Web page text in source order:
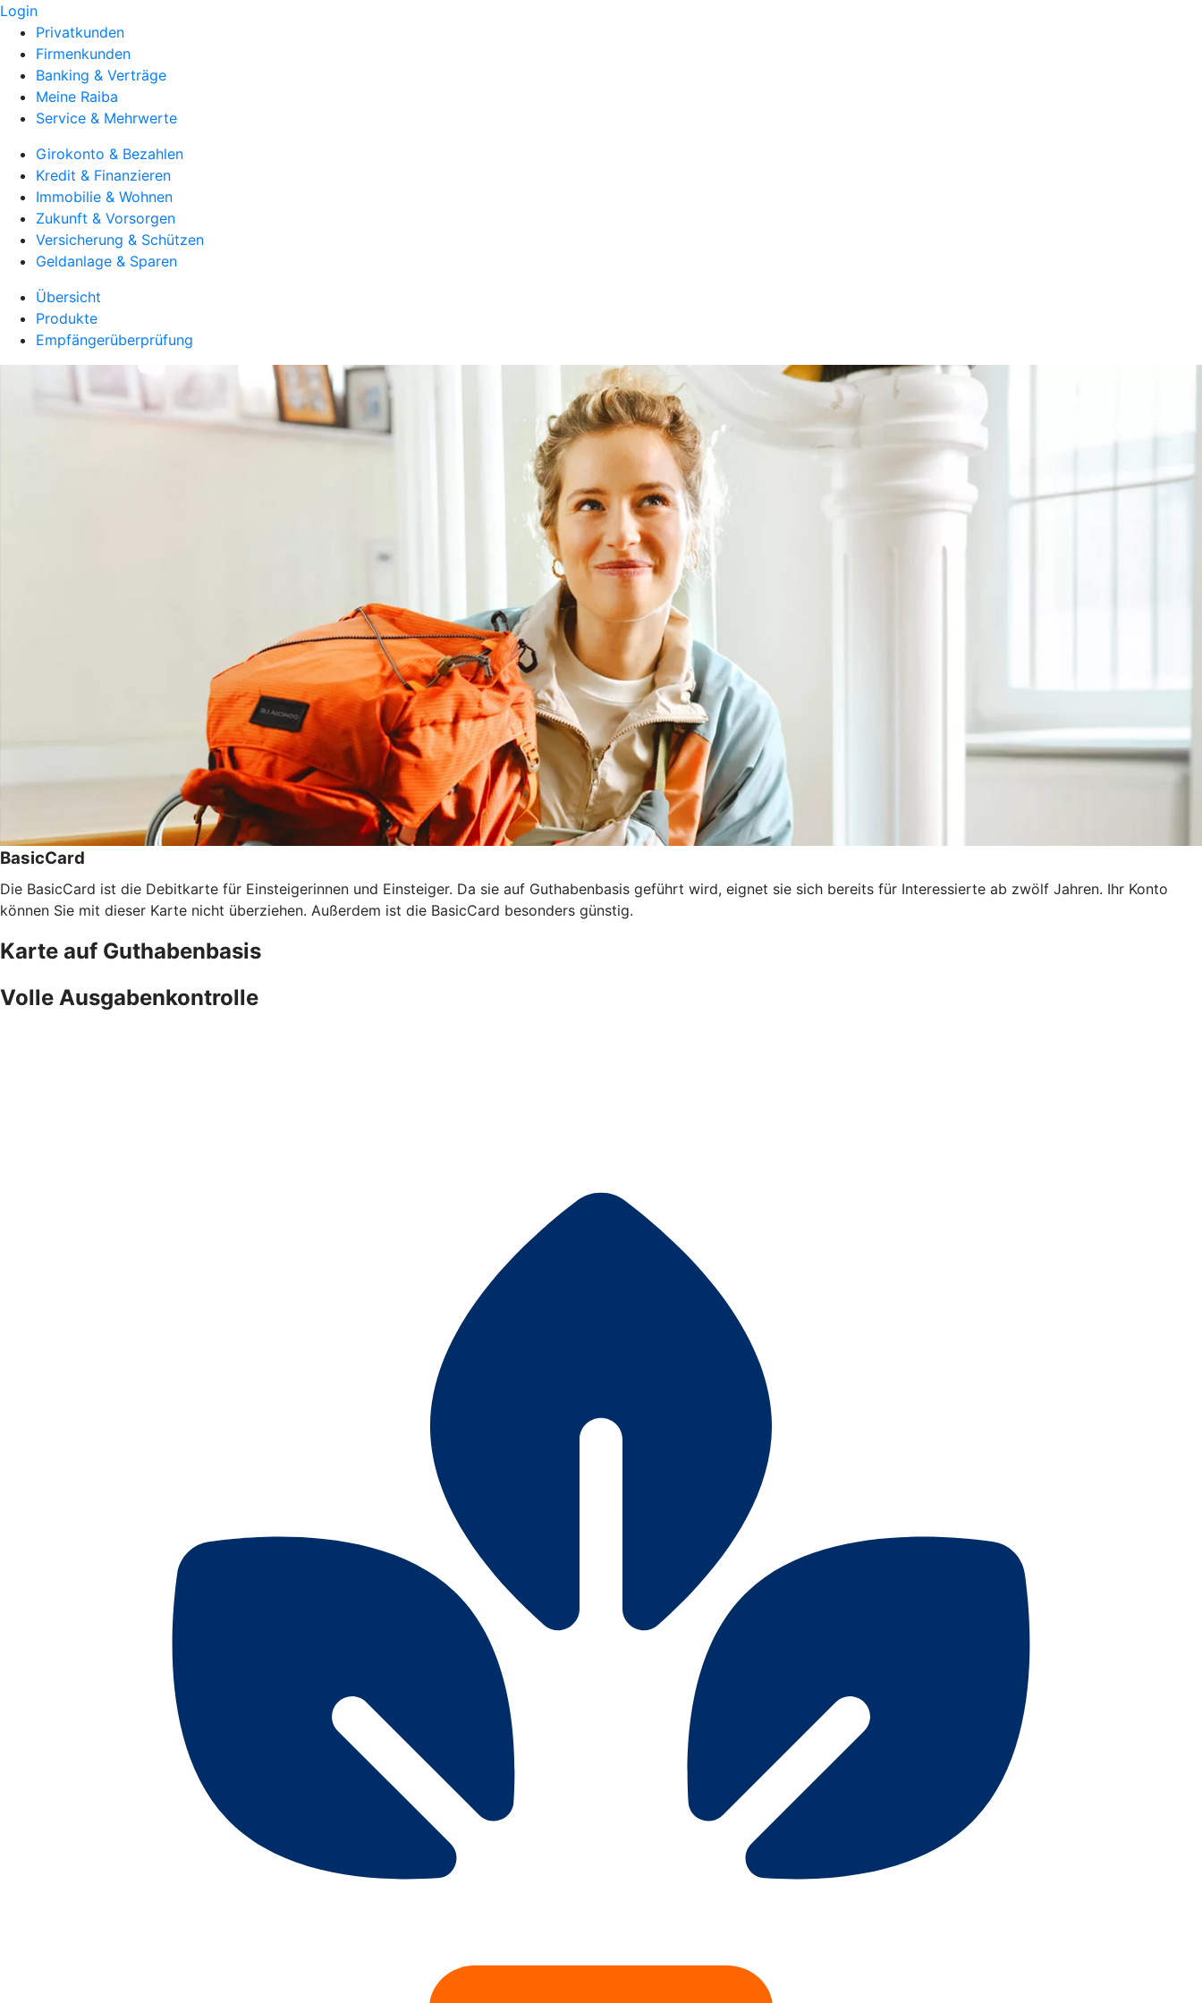
Login
Privatkunden
Firmenkunden
Banking & Verträge
Meine Raiba
Service & Mehrwerte
Girokonto & Bezahlen
Kredit & Finanzieren
Immobilie & Wohnen
Zukunft & Vorsorgen
Versicherung & Schützen
Geldanlage & Sparen
Übersicht
Produkte
Empfängerüberprüfung
BasicCard
Die BasicCard ist die Debitkarte für Einsteigerinnen und Einsteiger. Da sie auf Guthabenbasis geführt wird, eignet sie sich bereits für Interessierte ab zwölf Jahren. Ihr Konto
können Sie mit dieser Karte nicht überziehen. Außerdem ist die BasicCard besonders günstig.
Karte auf Guthabenbasis
Volle Ausgabenkontrolle